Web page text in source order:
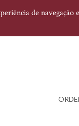
de navegação